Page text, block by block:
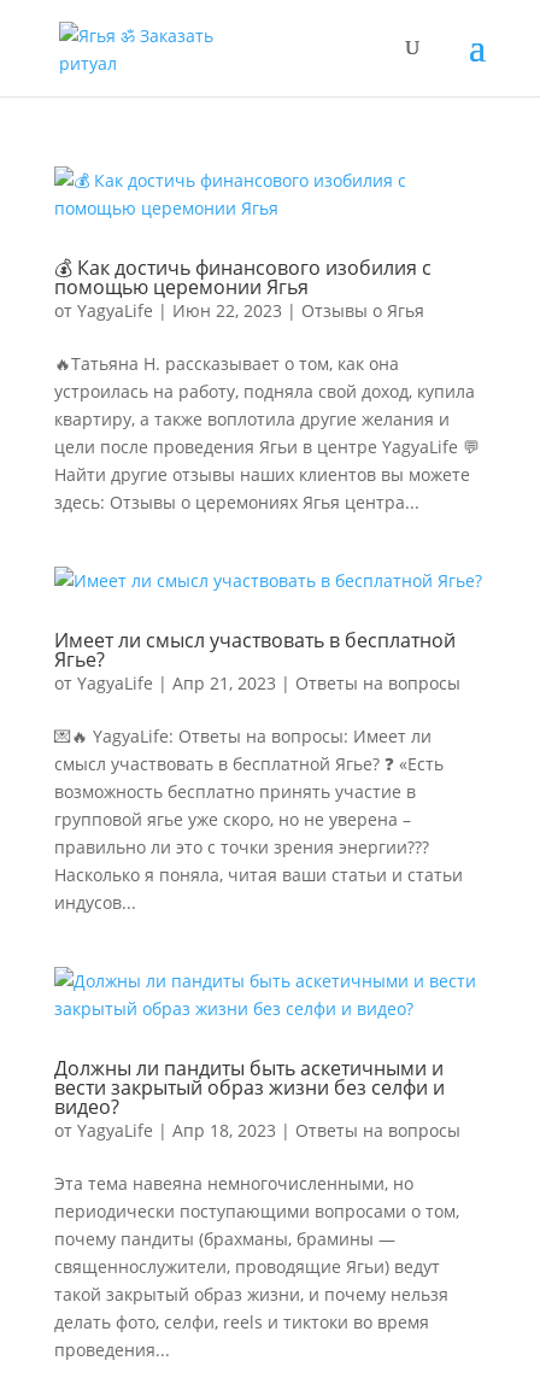
💰 Как достичь финансового изобилия с
помощью церемонии Ягья
от YagyaLife | Июн 22, 2023 | Отзывы о Ягья
🔥Татьяна Н. рассказывает о том, как она
устроилась на работу, подняла свой доход, купила
квартиру, а также воплотила другие желания и
цели после проведения Ягьи в центре YagyaLife 💬
Найти другие отзывы наших клиентов вы можете
здесь: Отзывы о церемониях Ягья центра...
Имеет ли смысл участвовать в бесплатной
Ягье?
от YagyaLife | Апр 21, 2023 | Ответы на вопросы
💌🔥 YagyaLife: Ответы на вопросы: Имеет ли
смысл участвовать в бесплатной Ягье? ❓ «Есть
возможность бесплатно принять участие в
групповой ягье уже скоро, но не уверена –
правильно ли это с точки зрения энергии???
Насколько я поняла, читая ваши статьи и статьи
индусов...
Должны ли пандиты быть аскетичными и
вести закрытый образ жизни без селфи и
видео?
от YagyaLife | Апр 18, 2023 | Ответы на вопросы
Эта тема навеяна немногочисленными, но
периодически поступающими вопросами о том,
почему пандиты (брахманы, брамины —
священнослужители, проводящие Ягьи) ведут
такой закрытый образ жизни, и почему нельзя
делать фото, селфи, reels и тиктоки во время
проведения...